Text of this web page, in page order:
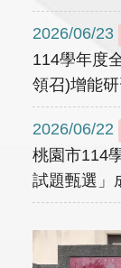
2026/06/23
114學年度
領召)增能
2026/06/22
桃園市114
試題甄選」